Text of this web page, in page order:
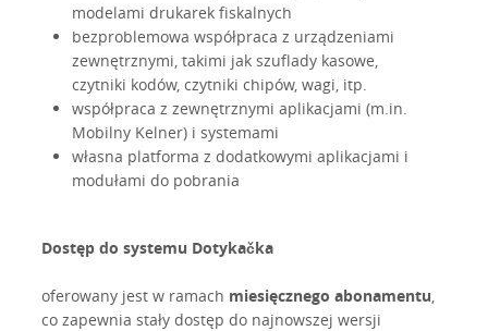
modelami drukarek fiskalnych
bezproblemowa współpraca z urządzeniami
zewnętrznymi, takimi jak szuflady kasowe,
czytniki kodów, czytniki chipów, wagi, itp.
współpraca z zewnętrznymi aplikacjami (m.in.
Mobilny Kelner) i systemami
własna platforma z dodatkowymi aplikacjami i
modułami do pobrania
Dostęp do systemu Dotykačka
oferowany jest w ramach miesięcznego abonamentu,
co zapewnia stały dostęp do najnowszej wersji